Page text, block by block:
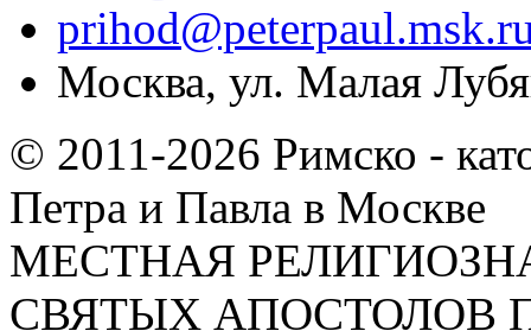
Москва, ул. Малая
© 2011-2026 Римско -
Петра и Павла в Москве
МЕСТНАЯ
СВЯТЫХ АПОСТОЛОВ